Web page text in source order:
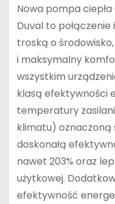
Nowa pompa ciepła
Duval to
troską o
i maksymalny
wszystkim
klasą efektywności
temperatury
klimatu) oznaczoną
doskonałą
nawet 203% oraz
użytkowej.
efektywność